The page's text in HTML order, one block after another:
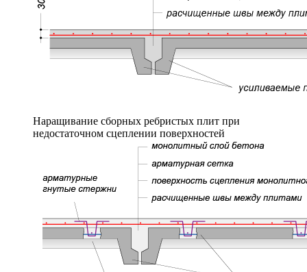
Наращивание сборных ребристых плит при
недостаточном сцеплении поверхностей